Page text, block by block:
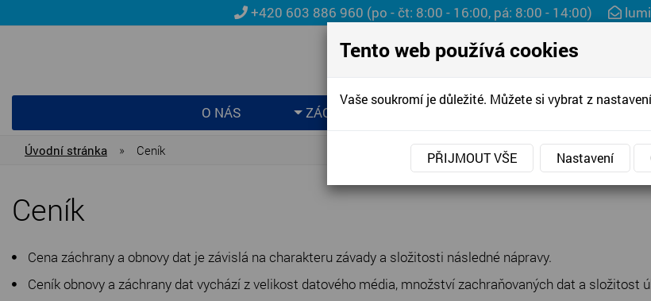
+420 603 886 960 (po - čt: 8:00 - 16:00, pá: 8:00 - 14:00)
O NÁS ZÁCHRANA A OBNOVA DAT DOPRAVA
Úvodní stránka » Ceník
Ceník
Cena záchrany a obnovy dat je závislá na charakteru závady a složitosti následné nápravy.
Ceník obnovy a záchrany dat vychází z velikost datového média, množství zachraňovaných dat a složitost
Tento web používá cookies
Vaše soukromí je důležité. Můžete si vybrat z
PŘIJMOUT VŠE Nastavení